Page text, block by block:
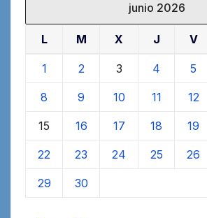
junio 2026
L M X J V
1 2 3 4 5
8 9 10 11 12
15 16 17 18 19
22 23 24 25 26
29 30